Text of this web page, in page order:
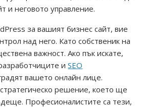
и неговото управление.
за вашият бизнес сайт, вие
над него. Като собственик на
важност. Ако пък искате,
иSEO
вашето онлайн лице.
решение, което ще
Професионалистите са тези,